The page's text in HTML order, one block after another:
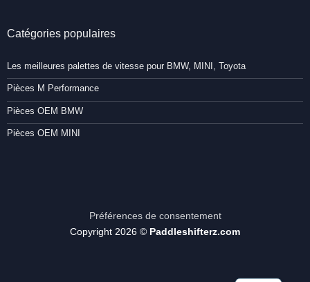
Catégories populaires
Les meilleures palettes de vitesse pour BMW, MINI, Toyota
Pièces M Performance
Pièces OEM BMW
Pièces OEM MINI
Préférences de consentement
Copyright 2026 © Paddleshifterz.com